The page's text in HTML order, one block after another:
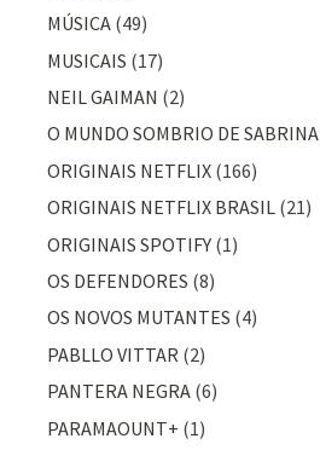
MÚSICA (49)
MUSICAIS (17)
NEIL GAIMAN (2)
O MUNDO SOMBRIO DE SABRINA
ORIGINAIS NETFLIX (166)
ORIGINAIS NETFLIX BRASIL (21)
ORIGINAIS SPOTIFY (1)
OS DEFENDORES (8)
OS NOVOS MUTANTES (4)
PABLLO VITTAR (2)
PANTERA NEGRA (6)
PARAMAOUNT+ (1)